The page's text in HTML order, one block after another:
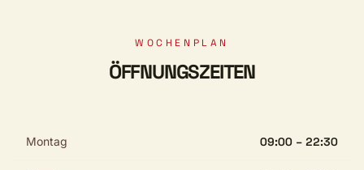
WOCHENPLAN
ÖFFNUNGSZEITEN
Montag 09:00 – 22:30